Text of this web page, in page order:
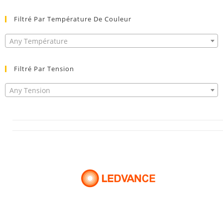
Filtré Par Température De Couleur
Any Température
Filtré Par Tension
Any Tension